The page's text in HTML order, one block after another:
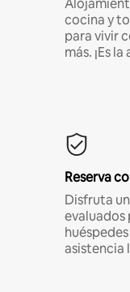
cocina y
para vivir
más. ¡Es
Reserva
Disfruta
evaluados
asistencia